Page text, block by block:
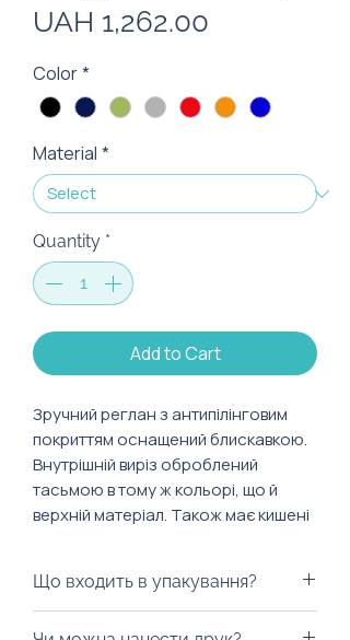
UAH 1,262.00
Color*
Material *
Quantity *
Add to Cart
Зручний реглан з антипілінговим
покриттям оснащений блискавкою.
Внутрішній виріз оброблений
тасьмою в тому ж кольорі, що й
верхній матеріал. Також має кишені
Характеристики:
Що входить в упакування?